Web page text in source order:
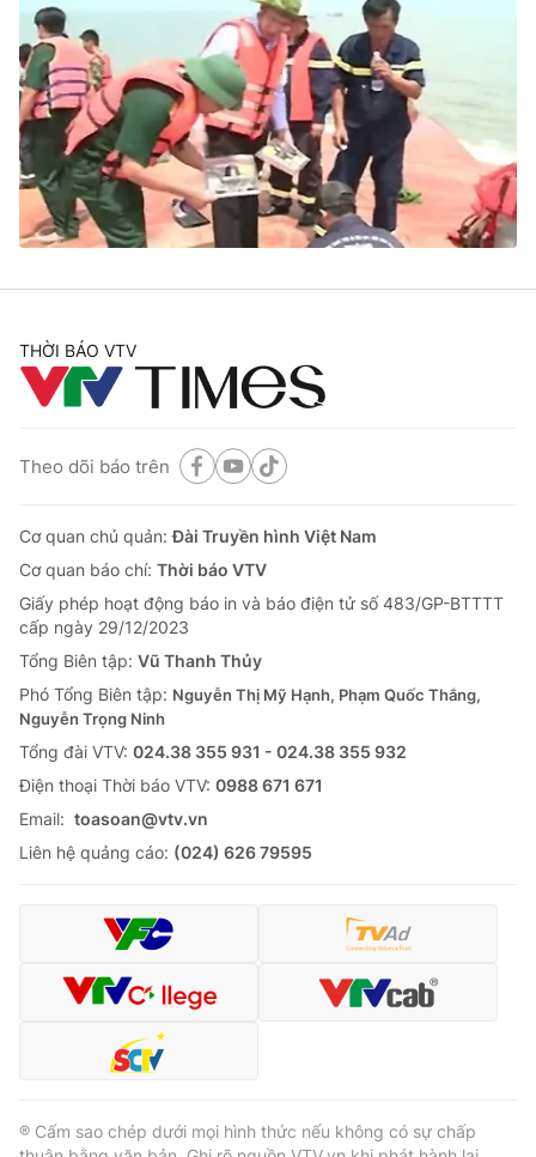
Chất lượng cuộc sống
Học trực tuyến
Công nghệ
Hitech Công nghệ tương lai
Sản phẩm
Thị trường
Tư vấn
Giao lưu trực tuyến
Lịch phát sóng
Chuyên mục khác
Emagazine Podcast
Photo
VTV Sức khoẻ Bất động sản
Thị trường 24h
VTV4 Vươn mình bằng AI
VTV9 VTV8
Liên hệ tòa soạn English
Cơ quan chủ quản:Đài Truyền hình Việt Nam
THỜI BÁO VTV
Theo dõi báo trên
Cơ quan chủ quản:Đài Truyền hình Việt Nam
Cơ quan báo chí: Thời báo VTV
Giấy phép hoạt động báo in và báo điện tử số 483/GP-BTTTT
cấp ngày 29/12/2023
Tổng Biên tập: Vũ Thanh Thủy
Phó Tổng Biên tập: Nguyễn Thị Mỹ Hạnh, Phạm Quốc Thắng,
Nguyễn Trọng Ninh
Tổng đài VTV: 024.38 355 931 - 024.38 355 932
Ðiện thoại Thời báo VTV: 0988 671 671
Email: toasoan@vtv.vn
Liên hệ quảng cáo: (024) 626 79595
® Cấm sao chép dưới mọi hình thức nếu không có sự chấp